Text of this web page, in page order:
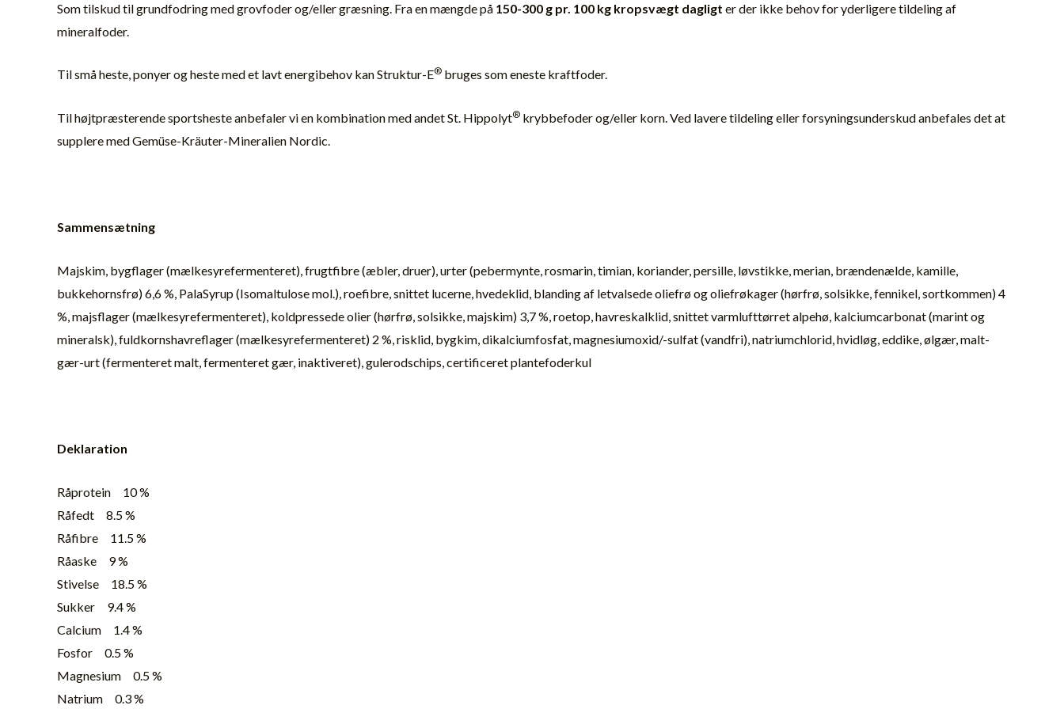
Som tilskud til grundfodring med grovfoder og/eller græsning. Fra en mængde på 150-300 g pr. 100 kg kropsvægt dagligt er der ikke behov for yderligere tildeling af
mineralfoder.
Til små heste, ponyer og heste med et lavt energibehov kan Struktur-E® bruges som eneste kraftfoder.
Til højtpræsterende sportsheste anbefaler vi en kombination med andet St. Hippolyt® krybbefoder og/eller korn. Ved lavere tildeling eller forsyningsunder­skud anbefales det at
supplere med Gemüse-Kräuter-Mineralien Nordic.
Sammensætning
Majskim, bygflager (mælkesyrefermenteret), frugtfibre (æbler, druer), urter (pebermynte, rosmarin, timian, koriander, persille, løvstikke, merian, brændenælde, kamille,
bukkehornsfrø) 6,6 %, PalaSyrup (Isomaltulose mol.), roefibre, snittet lucerne, hvedeklid, blanding af letvalsede oliefrø og oliefrøkager (hørfrø, solsikke, fennikel, sortkommen) 4
%, majsflager (mælkesyrefermenteret), koldpressede olier (hørfrø, solsikke, majskim) 3,7 %, roetop, havreskalklid, snittet varmlufttørret alpehø, kalciumcarbonat (marint og
mineralsk), fuldkornshavreflager (mælkesyrefermenteret) 2 %, risklid, bygkim, dikalciumfosfat, magnesiumoxid/-sulfat (vandfri), natriumchlorid, hvidløg, eddike, ølgær, malt-
gær-urt (fermenteret malt, fermenteret gær, inaktiveret), gulerodschips, certificeret plantefoderkul
Deklaration
Råprotein 10 %
Råfedt 8.5 %
Råfibre 11.5 %
Råaske 9 %
Stivelse 18.5 %
Sukker 9.4 %
Calcium 1.4 %
Fosfor 0.5 %
Magnesium 0.5 %
Natrium 0.3 %